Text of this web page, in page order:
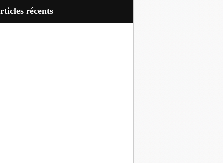
articles récents